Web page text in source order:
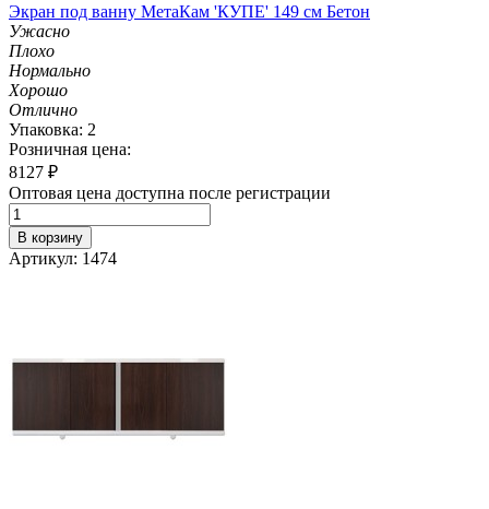
Экран под ванну МетаКам 'КУПЕ' 149 см Бетон
Ужасно
Плохо
Нормально
Хорошо
Отлично
Упаковка: 2
Розничная цена:
8127 ₽
Оптовая цена доступна после регистрации
В корзину
Артикул: 1474